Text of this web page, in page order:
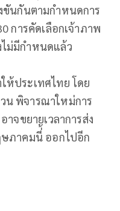
ขันกันตามกำหนดการ
การคัดเลือกเจ้าภาพ
ม่มีกำหนดแล้ว
ห้ประเทศไทย โดย
น พิจารณาใหม่การ
จขยายเวลาการส่ง
ภาคมนี่้ ออกไปอีก